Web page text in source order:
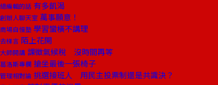
總編輯的話 有多飢渴
創辦人聊天室 萬事願意！
商場自慢塾 學習蠻橫不講理
去梯言 陌上花開
大師開講 課徵氣候稅 沒時間再等
葛洛斯專欄 搶坐最後一張椅子
管理相對論 挑選接班人 用民主投票制還是共識決？